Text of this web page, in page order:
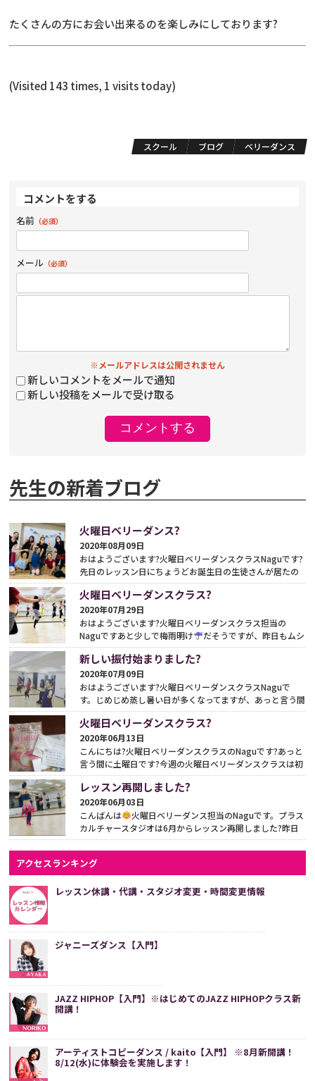
たくさんの方にお会い出来るのを楽しみにしております?
(Visited 143 times, 1 visits today)
スクール ブログ ベリーダンス
コメントをする
名前 （必須）
メール （必須）
※メールアドレスは公開されません
新しいコメントをメールで通知
新しい投稿をメールで受け取る
先生の新着ブログ
火曜日ベリーダンス?
2020年08月09日
おはようございます?火曜日ベリーダンスクラスNaguです?
先日のレッスン日にちょうどお誕生日の生徒さんが居たの
でレッスン前にお祝い?ダンスタイム??かかわいい
?お
め...続きをみる
火曜日ベリーダンスクラス?
2020年07月29日
おはようございます?火曜日ベリーダンスクラス担当の
Naguですあと少しで梅雨明け
だそうですが、昨日もムシ
ムシ暑かったですね?昨日は体験レッスンにお越し下さりあ
り...続きをみる
新しい振付始まりました?
2020年07月09日
おはようございます?火曜日ベリーダンスクラスNaguで
す。じめじめ蒸し暑い日が多くなってますが、あっと言う間
に7月ですね?7月から復帰された生徒さんに会えて嬉しか
っ...続きをみる
火曜日ベリーダンスクラス?
2020年06月13日
こんにちは?火曜日ベリーダンスクラスのNaguです?あっと
言う間に土曜日です?今週の火曜日ベリーダンスクラスは初
級クラスに新しいメンバーをお迎えして新しい振付に入り...
続きをみる
レッスン再開しました?
2020年06月03日
こんばんは
火曜日ベリーダンス担当のNaguです。プラス
カルチャースタジオは6月からレッスン再開しました?昨日
は再開後の初レッスンでした?生徒さん達に久々に会えて
嬉...続きをみる
アクセスランキング
レッスン休講・代講・スタジオ変更・時間変更情報
ジャニーズダンス【入門】
JAZZ HIPHOP【入門】※はじめてのJAZZ HIPHOPクラス新
開講！
アーティストコピーダンス / kaito【入門】 ※8月新開講！
8/12(水)に体験会を実施します！